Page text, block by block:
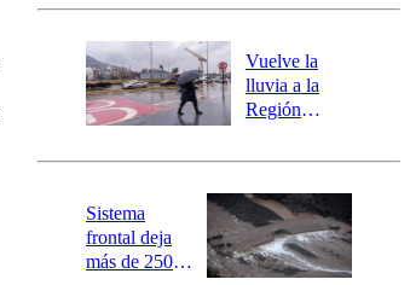
Carahue por
río Damas:
activa
mensajería
SAE
Vuelve la
lluvia a la
Región
este es el
la DMC para
este viernes
Sistema
frontal deja
más de 250